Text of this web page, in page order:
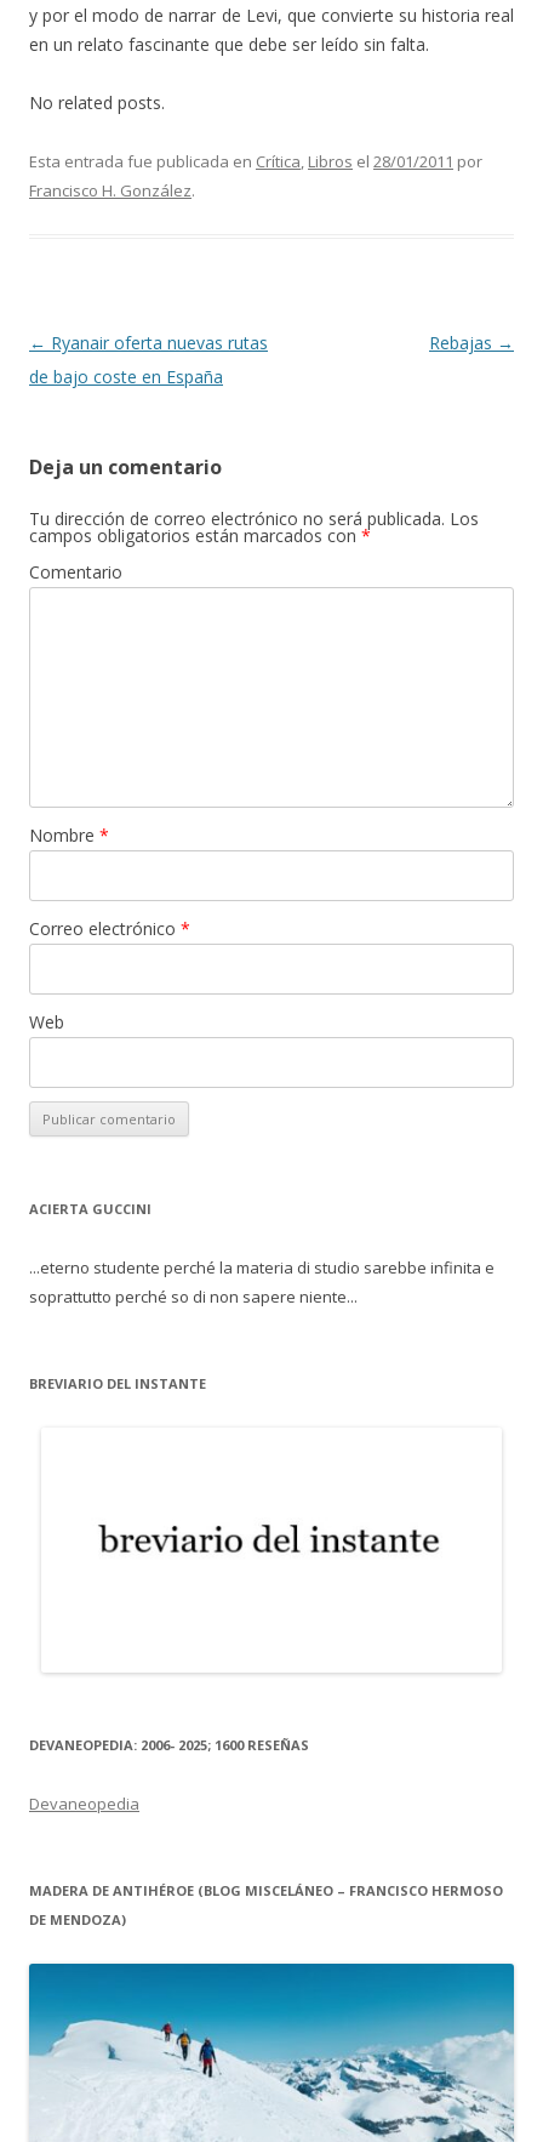
y por el modo de narrar de Levi, que convierte su historia real
en un relato fascinante que debe ser leído sin falta.
No related posts.
Esta entrada fue publicada en Crítica, Libros el 28/01/2011 por
Francisco H. González.
Navegación de entradas
← Ryanair oferta nuevas rutas
de bajo coste en España
Rebajas →
Deja un comentario
Tu dirección de correo electrónico no será publicada. Los
campos obligatorios están marcados con *
Comentario
Nombre *
Correo electrónico *
Web
ACIERTA GUCCINI
...eterno studente perché la materia di studio sarebbe infinita e
soprattutto perché so di non sapere niente...
BREVIARIO DEL INSTANTE
DEVANEOPEDIA: 2006- 2025; 1600 RESEÑAS
Devaneopedia
MADERA DE ANTIHÉROE (BLOG MISCELÁNEO – FRANCISCO HERMOSO
DE MENDOZA)